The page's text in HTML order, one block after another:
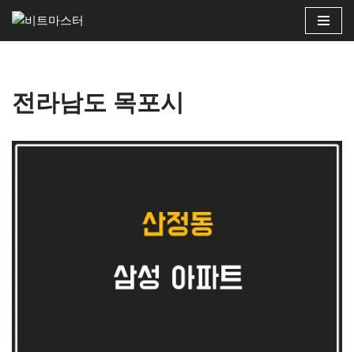
콘
로
건
전라남도 목포시